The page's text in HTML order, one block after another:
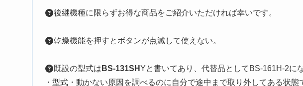
後継機種に限らずお得な商品をご紹介いただければ幸いです。
乾燥機能を押すとボタンが点滅して使えない。
既設の型式は BS-131SHYと書いてあり、代替品としてBS-161H-2に
・型式・動かない原因を調べるのに自分で途中まで取り外してある状態